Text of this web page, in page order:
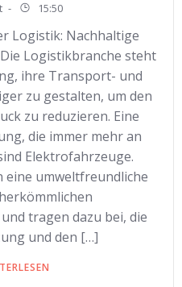
- 15:50
Logistik: Nachhaltige
Logistikbranche steht
ihre Transport- und
zu gestalten, um den
zu reduzieren. Eine
die immer mehr an
Elektrofahrzeuge.
umweltfreundliche
tragen dazu bei, die
und den […]